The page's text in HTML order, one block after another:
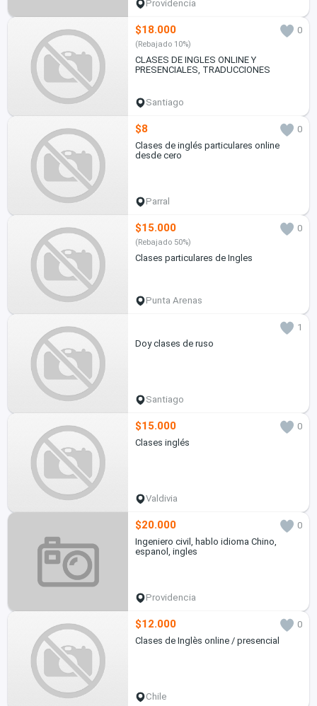
Providencia
$18.000 0
(Rebajado 10%)
CLASES DE INGLES ONLINE Y
PRESENCIALES, TRADUCCIONES
Santiago
$8
0
Clases de inglés particulares online
desde cero
Parral
$15.000 0
(Rebajado 50%)
Clases particulares de Ingles
Punta Arenas
1
Doy clases de ruso
Santiago
$15.000
0
Clases inglés
Valdivia
$20.000
0
Ingeniero civil, hablo idioma Chino,
espanol, ingles
Providencia
$12.000
0
Clases de Inglès online / presencial
Chile